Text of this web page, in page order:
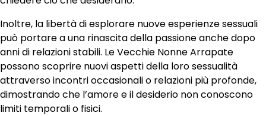
Inoltre, la libertà di esplorare nuove esperienze sessuali
può portare a una rinascita della passione anche dopo
anni di relazioni stabili. Le Vecchie Nonne Arrapate
possono scoprire nuovi aspetti della loro sessualità
attraverso incontri occasionali o relazioni più profonde,
dimostrando che l’amore e il desiderio non conoscono
limiti temporali o fisici.